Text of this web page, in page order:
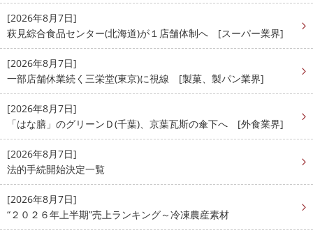
[2026年8月7日]
萩見綜合食品センター(北海道)が１店舗体制へ [スーパー業界]
[2026年8月7日]
一部店舗休業続く三栄堂(東京)に視線 [製菓、製パン業界]
[2026年8月7日]
「はな膳」のグリーンＤ(千葉)、京葉瓦斯の傘下へ [外食業界]
[2026年8月7日]
法的手続開始決定一覧
[2026年8月7日]
“２０２６年上半期”売上ランキング～冷凍農産素材